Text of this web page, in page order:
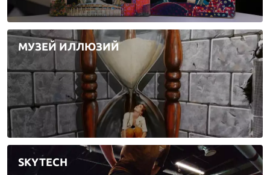
МУЗЕЙ ИЛЛЮЗИЙ
SKYTECH